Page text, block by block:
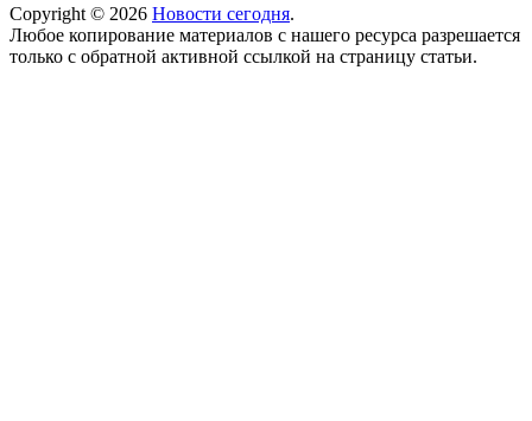
Copyright © 2026 Новости сегодня.
Любое копирование материалов с нашего ресурса разрешается
только с обратной активной ссылкой на страницу статьи.